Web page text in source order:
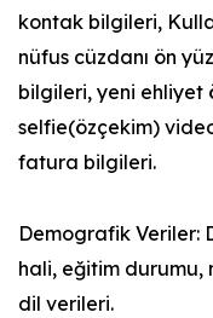
kontak bilgileri,
nüfus cüzdanı ön
bilgileri, yeni ehliyet
selfie(özçekim)
fatura bilgileri.
Demografik Veriler:
hali, eğitim durumu,
dil verileri.